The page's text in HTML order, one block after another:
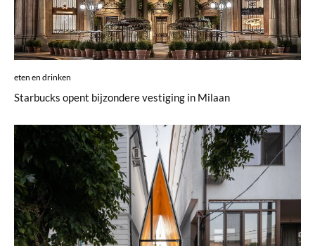
eten en drinken
Starbucks opent bijzondere vestiging in Milaan